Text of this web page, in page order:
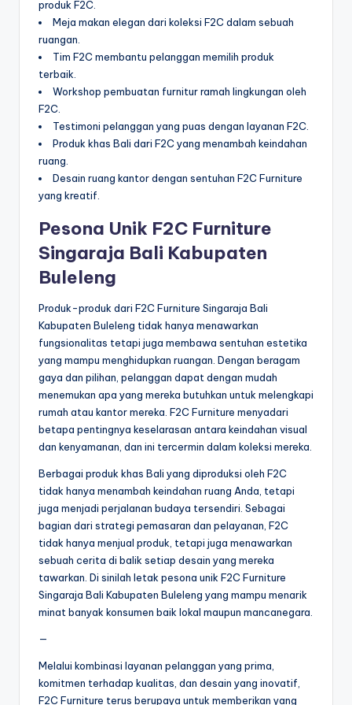
produk F2C.
Meja makan elegan dari koleksi F2C dalam sebuah
ruangan.
Tim F2C membantu pelanggan memilih produk
terbaik.
Workshop pembuatan furnitur ramah lingkungan oleh
F2C.
Testimoni pelanggan yang puas dengan layanan F2C.
Produk khas Bali dari F2C yang menambah keindahan
ruang.
Desain ruang kantor dengan sentuhan F2C Furniture
yang kreatif.
Pesona Unik F2C Furniture
Singaraja Bali Kabupaten
Buleleng
Produk-produk dari F2C Furniture Singaraja Bali
Kabupaten Buleleng tidak hanya menawarkan
fungsionalitas tetapi juga membawa sentuhan estetika
yang mampu menghidupkan ruangan. Dengan beragam
gaya dan pilihan, pelanggan dapat dengan mudah
menemukan apa yang mereka butuhkan untuk melengkapi
rumah atau kantor mereka. F2C Furniture menyadari
betapa pentingnya keselarasan antara keindahan visual
dan kenyamanan, dan ini tercermin dalam koleksi mereka.
Berbagai produk khas Bali yang diproduksi oleh F2C
tidak hanya menambah keindahan ruang Anda, tetapi
juga menjadi perjalanan budaya tersendiri. Sebagai
bagian dari strategi pemasaran dan pelayanan, F2C
tidak hanya menjual produk, tetapi juga menawarkan
sebuah cerita di balik setiap desain yang mereka
tawarkan. Di sinilah letak pesona unik F2C Furniture
Singaraja Bali Kabupaten Buleleng yang mampu menarik
minat banyak konsumen baik lokal maupun mancanegara.
—
Melalui kombinasi layanan pelanggan yang prima,
komitmen terhadap kualitas, dan desain yang inovatif,
F2C Furniture terus berupaya untuk memberikan yang